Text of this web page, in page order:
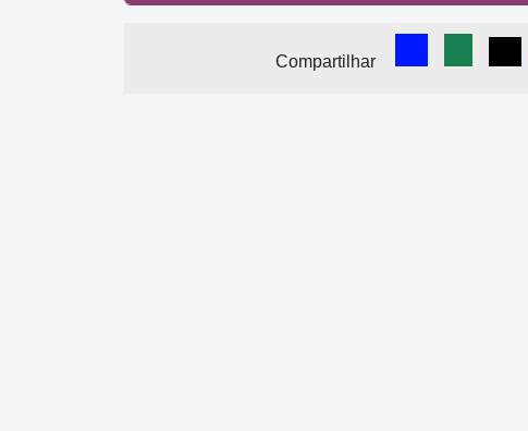
Compartilhar
Compartilhar